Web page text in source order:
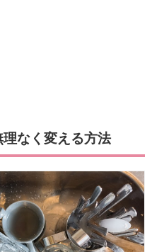
なく変える方法